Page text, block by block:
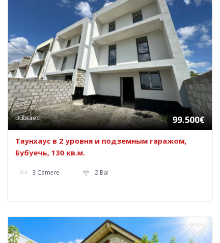
Bubuieci 99.500€
Таунхаус в 2 уровня и подземным гаражом,
Бубуечь, 130 кв.м.
3 Camere 2 Bai